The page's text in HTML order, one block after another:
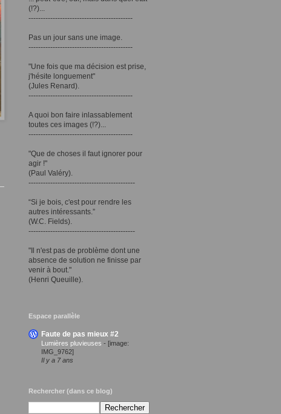
(!?)...
-------------------------------------------
Pas un jour sans une image.
-------------------------------------------
"Une fois que ma décision est prise,
j'hésite longuement"
(Jules Renard).
-------------------------------------------
A quoi bon faire inlassablement
toutes ces images (!?)...
-------------------------------------------
"Que de choses il faut ignorer pour
agir !"
(Paul Valéry).
--------------------------------------------
“Si je bois, c'est pour rendre les
autres intéressants.”
(W.C. Fields).
--------------------------------------------
"Il n'est pas de problème dont une
absence de solution ne finisse par
venir à bout."
(Henri Queuille).
Espace parallèle
Faute de pas mieux #2
Lumières pluvieuses - [image:
IMG_9762]
Il y a 7 ans
Rechercher (dans ce blog)